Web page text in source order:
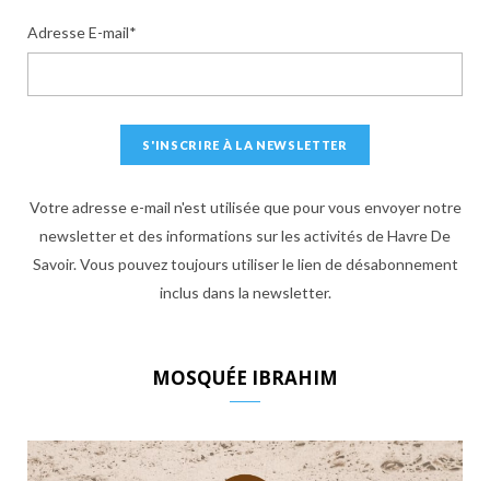
Adresse E-mail*
Votre adresse e-mail n'est utilisée que pour vous envoyer notre
newsletter et des informations sur les activités de Havre De
Savoir. Vous pouvez toujours utiliser le lien de désabonnement
inclus dans la newsletter.
MOSQUÉE IBRAHIM